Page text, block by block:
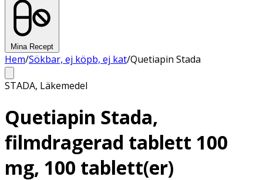
Mina Recept
Hem/Sökbar, ej köpb, ej kat/Quetiapin Stada
STADA, Läkemedel
Quetiapin Stada,
filmdragerad tablett 100
mg, 100 tablett(er)